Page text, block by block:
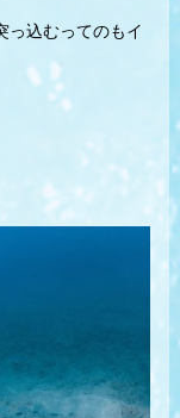
っ込むってのもイ